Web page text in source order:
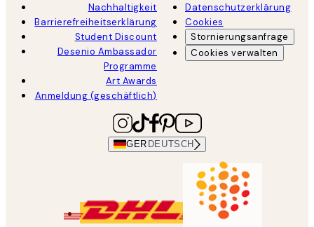
Nachhaltigkeit
Barrierefreiheitserklärung
Student Discount
Desenio Ambassador
Programme
Art Awards
Anmeldung (geschäftlich)
Datenschutzerklärung
Cookies
Stornierungsanfrage
Cookies verwalten
GER DEUTSCH